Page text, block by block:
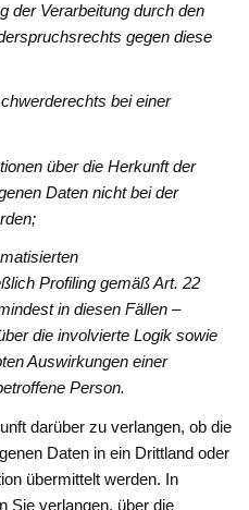
der Verarbeitung durch den
gegen diese
bei einer
über die Herkunft der
Daten nicht bei der
Profiling gemäß Art. 22
in diesen Fällen –
die involvierte Logik sowie
Auswirkungen einer
Person.
darüber zu verlangen, ob die
Daten in ein Drittland oder
übermittelt werden. In
Sie verlangen, über die